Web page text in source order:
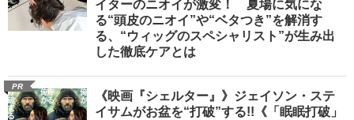
イターのニオイが激変！ 夏場に気にな
る“頭皮のニオイ”や“ベタつき”を解消す
る、“ウィッグのスペシャリスト”が生み出
した徹底ケアとは
PR
《映画『シェルター』》ジェイソン・ステ
イサムがお盆を“打破”する!!《「眠眠打破」